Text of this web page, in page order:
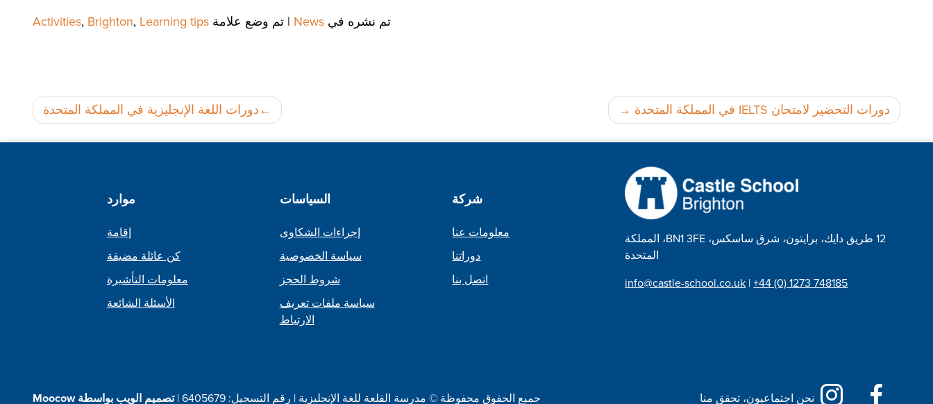
تم نشره في News
| تم وضع علامة Activities, Brighton, Learning tips
تصفّح
المقالات
دورات اللغة الإنجليزية في المملكة المتحدة دورات التحضير لامتحان IELTS في المملكة المتحدة
12 طريق دايك، برايتون، شرق ساسكس، BN1 3FE، المملكة
المتحدة
info@castle-school.co.uk |+44 (0) 1273 748185
شركة
معلومات عنا
دوراتنا
اتصل بنا
السياسات
إجراءات الشكاوى
سياسة الخصوصية
شروط الحجز
سياسة ملفات تعريف
الارتباط
موارد
إقامة
كن عائلة مضيفة
معلومات التأشيرة
الأسئلة الشائعة
جميع الحقوق محفوظة © مدرسة القلعة للغة الإنجليزية | رقم التسجيل: 6405679 | تصميم الويب بواسطة Moocow نحن اجتماعيون، تحقق منا